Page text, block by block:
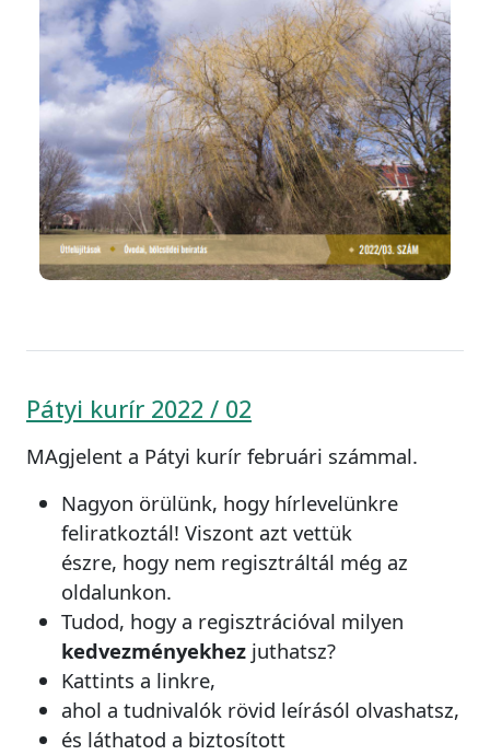
Pátyi kurír 2022 / 02
MAgjelent a Pátyi kurír februári számmal.
Nagyon örülünk, hogy hírlevelünkre
feliratkoztál! Viszont azt vettük
észre, hogy nem regisztráltál még az
oldalunkon.
Tudod, hogy a regisztrációval milyen
kedvezményekhez juthatsz?
Kattints a linkre,
ahol a tudnivalók rövid leírásól olvashatsz,
és láthatod a biztosított